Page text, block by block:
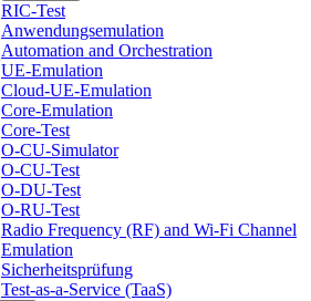
RIC-Test
Anwendungsemulation
Automation and Orchestration
UE-Emulation
Cloud-UE-Emulation
Core-Emulation
Core-Test
O-CU-Simulator
O-CU-Test
O-DU-Test
O-RU-Test
Radio Frequency (RF) and Wi-Fi Channel
Emulation
Sicherheitsprüfung
Test-as-a-Service (TaaS)